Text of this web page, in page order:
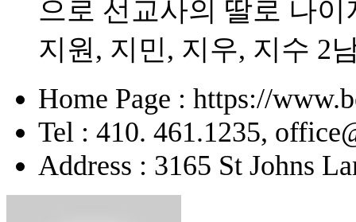
으로 선교사의 딸로 나
지원, 지민, 지우, 지수 2
Home Page : https://
Tel : 410. 461.1235,
Address : 3165 St Johns